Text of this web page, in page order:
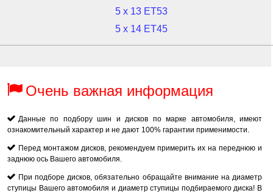
5 x 13 ET53
5 x 14 ET45
Очень важная информация
Данные по подбору шин и дисков по марке автомобиля, имеют
ознакомительный характер и не дают 100% гарантии применимости.
Перед монтажом дисков, рекомендуем примерить их на переднюю и
заднюю ось Вашего автомобиля.
При подборе дисков, обязательно обращайте внимание на диаметр
ступицы Вашего автомобиля и диаметр ступицы подбираемого диска! В